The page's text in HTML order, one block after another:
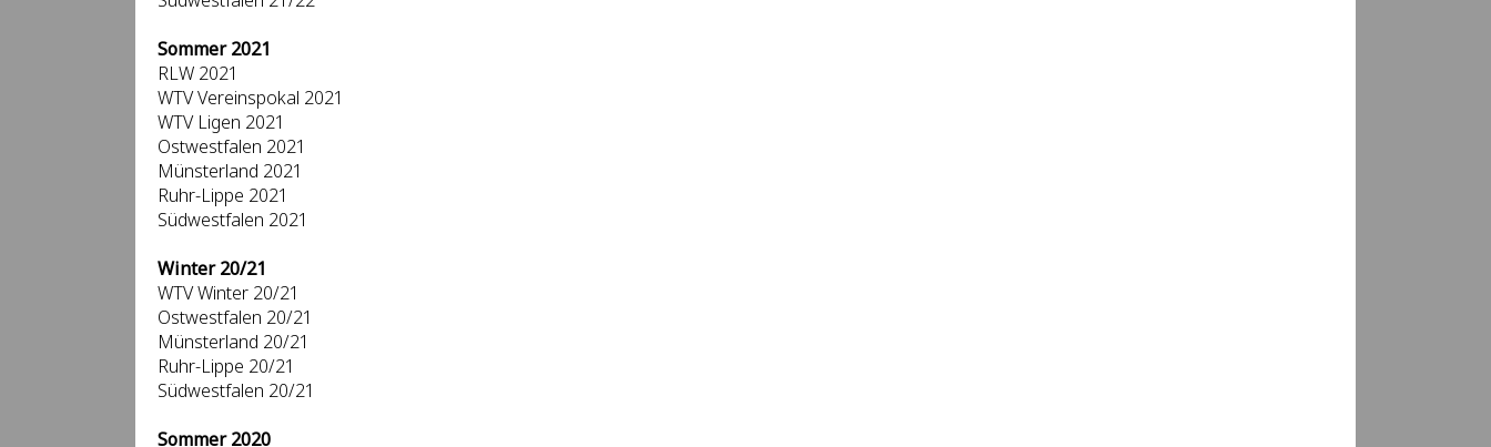
Sommer 2021
RLW 2021
WTV Vereinspokal 2021
WTV Ligen 2021
Ostwestfalen 2021
Münsterland 2021
Ruhr-Lippe 2021
Südwestfalen 2021
Winter 20/21
WTV Winter 20/21
Ostwestfalen 20/21
Münsterland 20/21
Ruhr-Lippe 20/21
Südwestfalen 20/21
Sommer 2020